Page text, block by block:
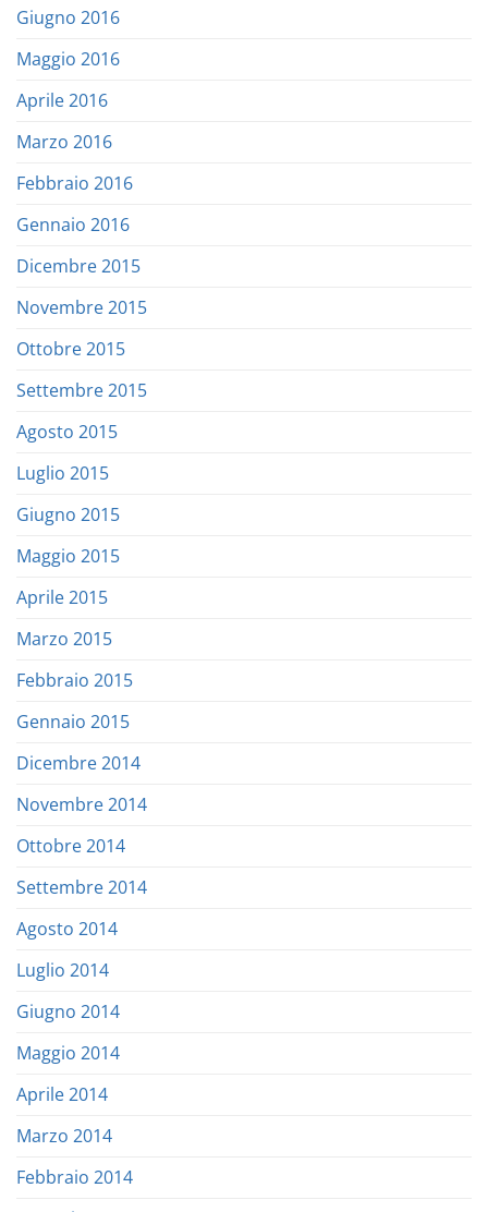
Giugno 2016
Maggio 2016
Aprile 2016
Marzo 2016
Febbraio 2016
Gennaio 2016
Dicembre 2015
Novembre 2015
Ottobre 2015
Settembre 2015
Agosto 2015
Luglio 2015
Giugno 2015
Maggio 2015
Aprile 2015
Marzo 2015
Febbraio 2015
Gennaio 2015
Dicembre 2014
Novembre 2014
Ottobre 2014
Settembre 2014
Agosto 2014
Luglio 2014
Giugno 2014
Maggio 2014
Aprile 2014
Marzo 2014
Febbraio 2014